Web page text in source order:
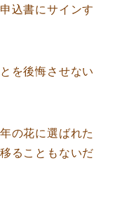
込書にサインす
を後悔させない
の花に選ばれた
ることもないだ